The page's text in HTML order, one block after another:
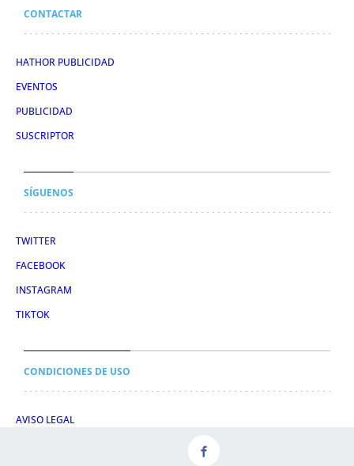
CONTACTAR
HATHOR PUBLICIDAD
EVENTOS
PUBLICIDAD
SUSCRIPTOR
SÍGUENOS
TWITTER
FACEBOOK
INSTAGRAM
TIKTOK
CONDICIONES DE USO
AVISO LEGAL